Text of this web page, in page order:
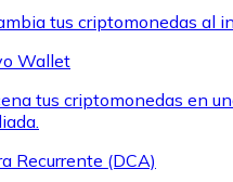
tus criptomonedas al
Wallet
tus criptomonedas en
Recurrente (DCA)